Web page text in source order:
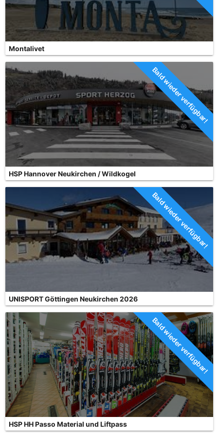
Montalivet
Bald wieder verfügbar!
HSP Hannover Neukirchen / Wildkogel
Bald wieder verfügbar!
UNISPORT Göttingen Neukirchen 2026
Bald wieder verfügbar!
HSP HH Passo Material und Liftpass